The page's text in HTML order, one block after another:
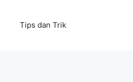
Tips dan Trik